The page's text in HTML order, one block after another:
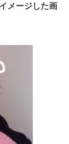
メージした画